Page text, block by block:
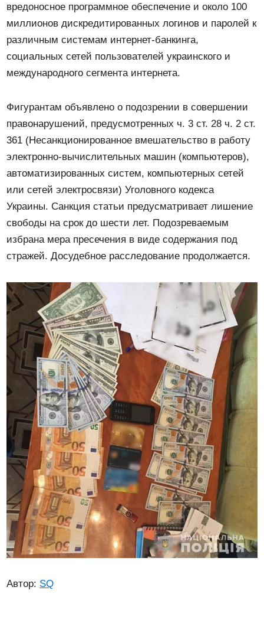
вредоносное программное обеспечение и около 100
миллионов дискредитированных логинов и паролей к
различным системам интернет-банкинга,
социальных сетей пользователей украинского и
международного сегмента интернета.
Фигурантам объявлено о подозрении в совершении
правонарушений, предусмотренных ч. 3 ст. 28 ч. 2 ст.
361 (Несанкционированное вмешательство в работу
электронно-вычислительных машин (компьютеров),
автоматизированных систем, компьютерных сетей
или сетей электросвязи) Уголовного кодекса
Украины. Санкция статьи предусматривает лишение
свободы на срок до шести лет. Подозреваемым
избрана мера пресечения в виде содержания под
стражей. Досудебное расследование продолжается.
Автор: SQ